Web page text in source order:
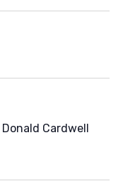
Cardwell